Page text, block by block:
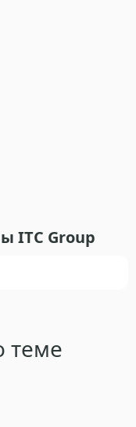
ITC Group
теме